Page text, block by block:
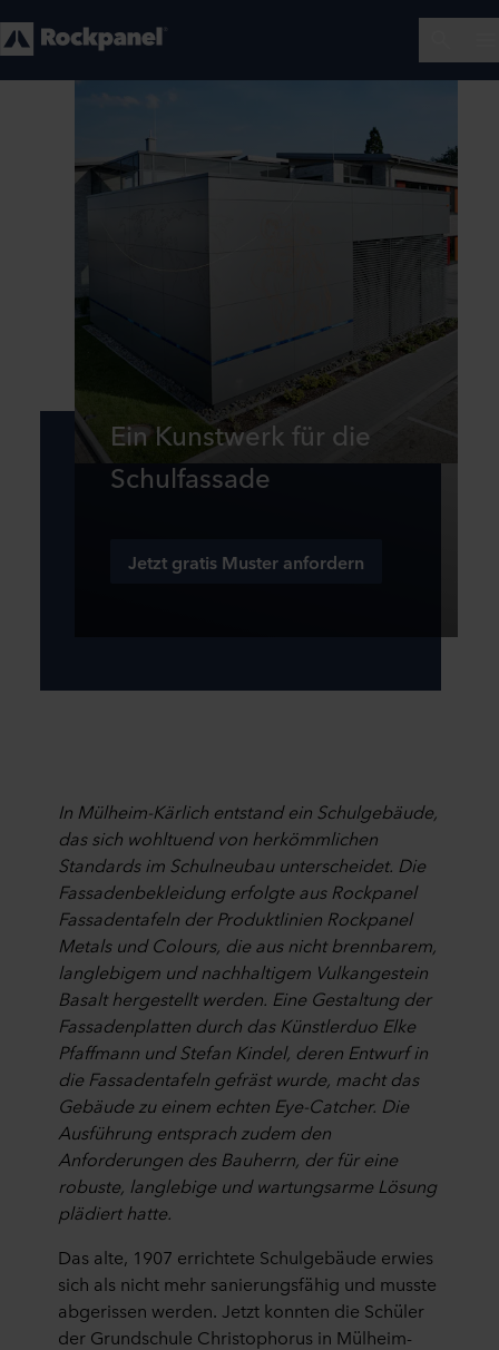
Ein Kunstwerk für die
Schulfassade
Jetzt gratis Muster anfordern
In Mülheim-Kärlich entstand ein Schulgebäude,
das sich wohltuend von herkömmlichen
Standards im Schulneubau unterscheidet. Die
Fassadenbekleidung erfolgte aus Rockpanel
Fassadentafeln der Produktlinien Rockpanel
Metals und Colours, die aus nicht brennbarem,
langlebigem und nachhaltigem Vulkangestein
Basalt hergestellt werden. Eine Gestaltung der
Fassadenplatten durch das Künstlerduo Elke
Pfaffmann und Stefan Kindel, deren Entwurf in
die Fassadentafeln gefräst wurde, macht das
Gebäude zu einem echten Eye-Catcher. Die
Ausführung entsprach zudem den
Anforderungen des Bauherrn, der für eine
robuste, langlebige und wartungsarme Lösung
plädiert hatte.
Das alte, 1907 errichtete Schulgebäude erwies
sich als nicht mehr sanierungsfähig und musste
abgerissen werden. Jetzt konnten die Schüler
der Grundschule Christophorus in Mülheim-